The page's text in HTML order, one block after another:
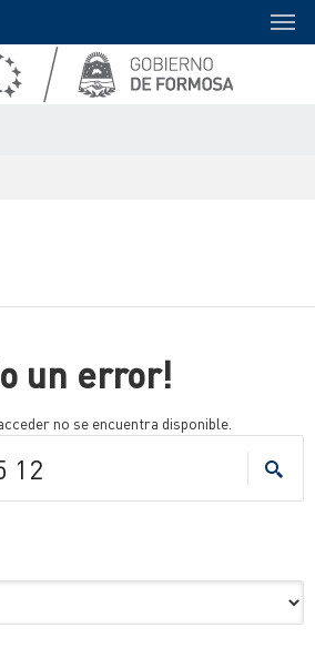
un error!
no se encuentra disponible.